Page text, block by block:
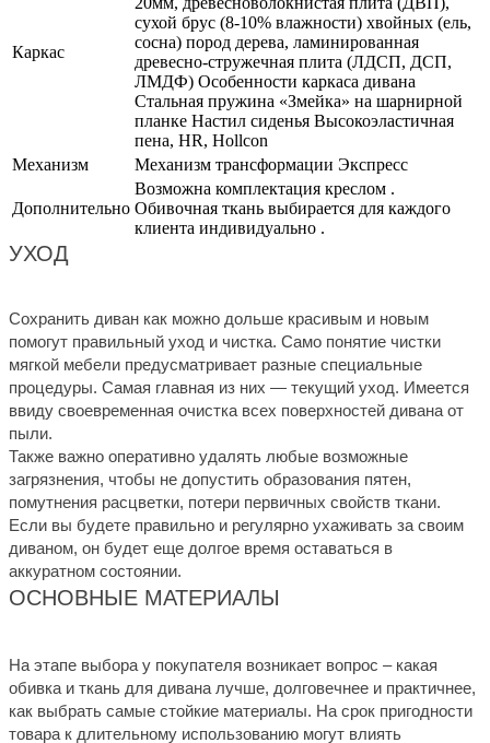
Каркас
сухой брус (8-10% влажности) хвойных (ель,
сосна) пород дерева, ламинированная
древесно-стружечная плита (ЛДСП, ДСП,
ЛМДФ) Особенности каркаса дивана
Стальная пружина «Змейка» на шарнирной
планке Настил сиденья Высокоэластичная
пена, HR, Hollcon
Механизм
Механизм трансформации Экспресс
Дополнительно
Возможна комплектация креслом .
Обивочная ткань выбирается для каждого
клиента индивидуально .
УХОД
Сохранить диван как можно дольше красивым и новым
помогут правильный уход и чистка. Само понятие чистки
мягкой мебели предусматривает разные специальные
процедуры. Самая главная из них — текущий уход. Имеется
ввиду своевременная очистка всех поверхностей дивана от
пыли.
Также важно оперативно удалять любые возможные
загрязнения, чтобы не допустить образования пятен,
помутнения расцветки, потери первичных свойств ткани.
Если вы будете правильно и регулярно ухаживать за своим
диваном, он будет еще долгое время оставаться в
аккуратном состоянии.
ОСНОВНЫЕ МАТЕРИАЛЫ
На этапе выбора у покупателя возникает вопрос – какая
обивка и ткань для дивана лучше, долговечнее и практичнее,
как выбрать самые стойкие материалы. На срок пригодности
товара к длительному использованию могут влиять